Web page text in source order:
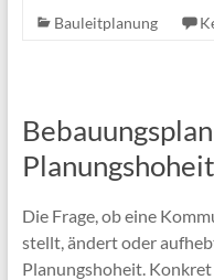
Bauleitplanung
Planungshoheit
Die Fra­ge, ob eine
stellt, ändert oder
Pla­nungs­ho­heit.